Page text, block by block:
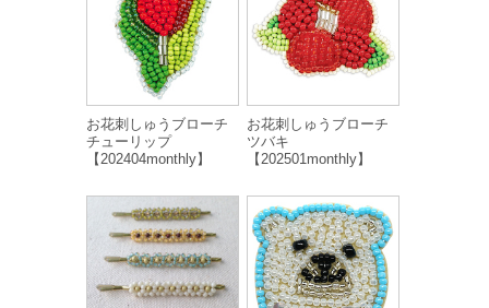
お花刺しゅうブローチ
チューリップ
【202404monthly】
お花刺しゅうブローチ
ツバキ
【202501monthly】